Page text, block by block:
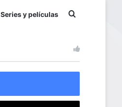
Series y películas